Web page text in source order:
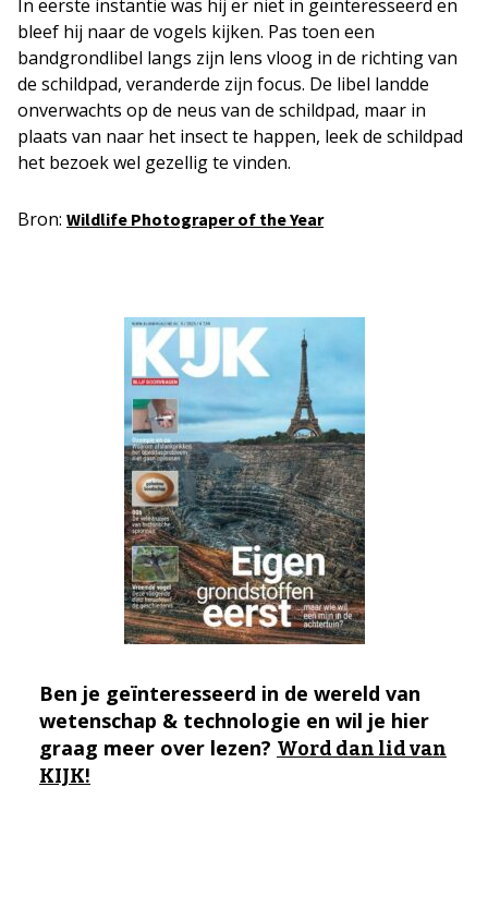
In eerste instantie was hij er niet in geïnteresseerd en
bleef hij naar de vogels kijken. Pas toen een
bandgrondlibel langs zijn lens vloog in de richting van
de schildpad, veranderde zijn focus. De libel landde
onverwachts op de neus van de schildpad, maar in
plaats van naar het insect te happen, leek de schildpad
het bezoek wel gezellig te vinden.
Bron: Wildlife Photograper of the Year
Ben je geïnteresseerd in de wereld van
wetenschap & technologie en wil je hier
graag meer over lezen? Word dan lid van
KIJK!